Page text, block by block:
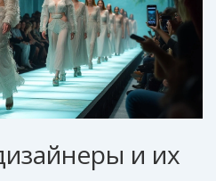
выражения собственной
и их